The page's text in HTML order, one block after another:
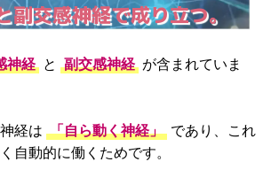
副交感神経で成り立つ。
神経 と 副交感神経 が含まれていま
経は 「自ら動く神経」 であり、これ
自動的に働くためです。